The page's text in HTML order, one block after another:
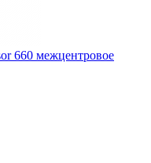
660 межцентровое